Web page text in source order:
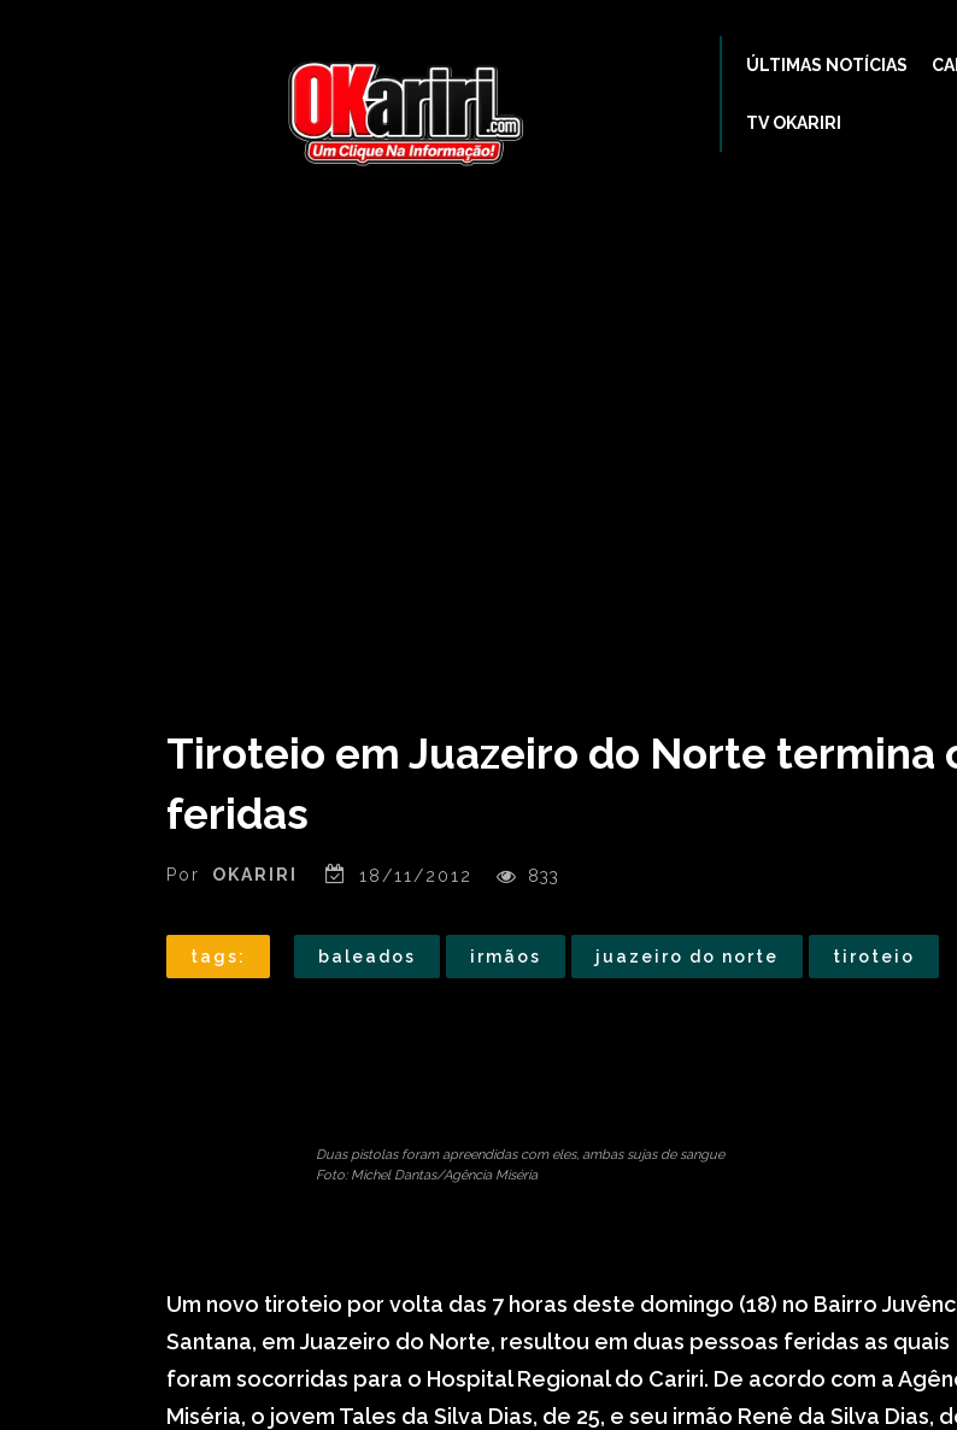
ÚLTIMAS NOTÍCIAS
TV OKARIRI
Tiroteio em Juazeiro do Norte termina
feridas
Por OKARIRI 18/11/2012 833
tags: baleados irmãos juazeiro do norte tiroteio
Duas pistolas foram apreendidas com eles, ambas sujas de sangue
Foto: Michel Dantas/Agência Miséria
Um novo tiroteio por volta das 7 horas deste domingo (18) no Bairro
Santana, em Juazeiro do Norte, resultou em duas pessoas feridas as quais
foram socorridas para o Hospital Regional do Cariri. De acordo com a
Miséria, o jovem Tales da Silva Dias, de 25, e seu irmão Renê da Silva Dias,